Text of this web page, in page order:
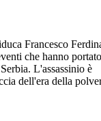
Francesco
che hanno portato
L'assassinio è
dell'era della